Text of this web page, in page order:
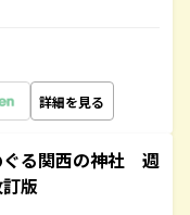
詳細を見る
る関西の神社 週
版